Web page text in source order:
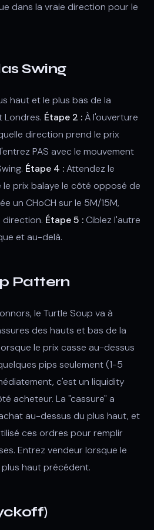
dans la vraie direction pour le
Swing
haut et le plus bas de la
Londres. Étape 2 :À l'ouverture
direction prend le prix
PAS avec le mouvement
Étape 4 :Attendez le
prix balaye le côté opposé de
un CHoCH sur le 5M/15M,
direction. Étape 5 :Ciblez l'autre
et au-delà.
Pattern
le Turtle Soup va à
des hauts et bas de la
le prix casse au-dessus
pips seulement (1-5
c'est un liquidity
acheteur. La "cassure" a
au-dessus du plus haut, et
ces ordres pour remplir
Entrez vendeur lorsque le
haut précédent.